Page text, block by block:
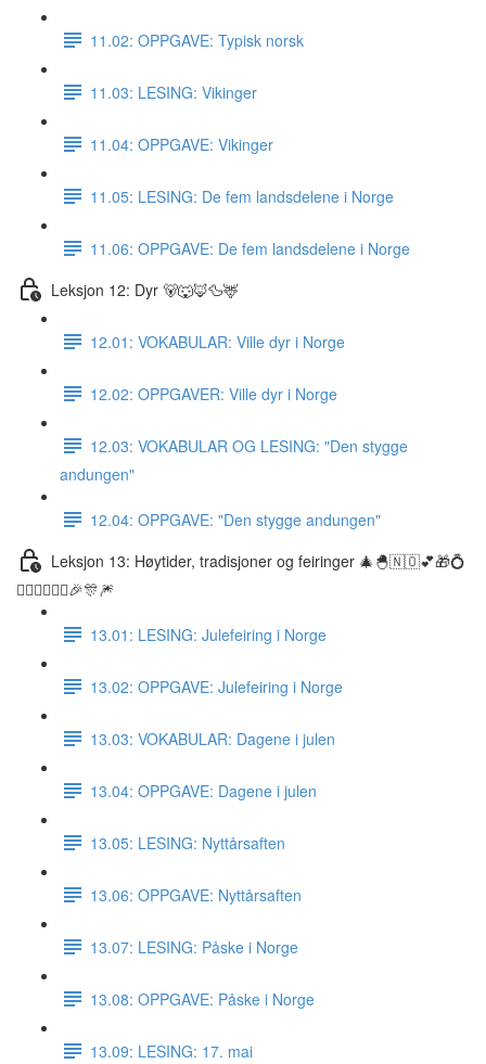
11.02: OPPGAVE: Typisk norsk
11.03: LESING: Vikinger
11.04: OPPGAVE: Vikinger
11.05: LESING: De fem landsdelene i Norge
11.06: OPPGAVE: De fem landsdelene i Norge
Leksjon 12: Dyr 🐻🐺🦊🦆🦌
12.01: VOKABULAR: Ville dyr i Norge
12.02: OPPGAVER: Ville dyr i Norge
12.03: VOKABULAR OG LESING: "Den stygge
andungen"
12.04: OPPGAVE: "Den stygge andungen"
Leksjon 13: Høytider, tradisjoner og feiringer 🎄🐣🇳🇴💕🎁💍
👰🏼‍♀️🤵🏽‍♂️🎉🎊🎆
13.01: LESING: Julefeiring i Norge
13.02: OPPGAVE: Julefeiring i Norge
13.03: VOKABULAR: Dagene i julen
13.04: OPPGAVE: Dagene i julen
13.05: LESING: Nyttårsaften
13.06: OPPGAVE: Nyttårsaften
13.07: LESING: Påske i Norge
13.08: OPPGAVE: Påske i Norge
13.09: LESING: 17. mai